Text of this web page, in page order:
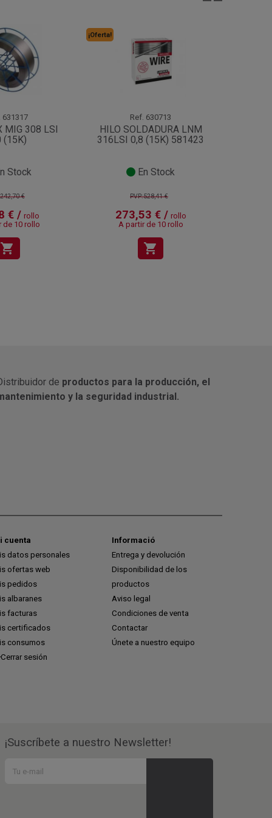
631317
MIG 308 LSI
(15K)
Stock
€
€ / rollo
de 10 rollo
shopping_cart
¡Oferta!
Ref. 630713
HILO SOLDADURA LNM
316LSI 0,8 (15K) 581423
En Stock
PVP:528,41 €
273,53 € / rollo
A partir de 10 rollo
shopping_cart
de productos para la producción, el
y la seguridad industrial.
cuenta
datos personales
ofertas web
pedidos
albaranes
facturas
certificados
consumos
Cerrar sesión
Informació
Entrega y devolución
Disponibilidad de los
productos
Aviso legal
Condiciones de venta
Contactar
Únete a nuestro equipo
¡Suscríbete a nuestro Newsletter!